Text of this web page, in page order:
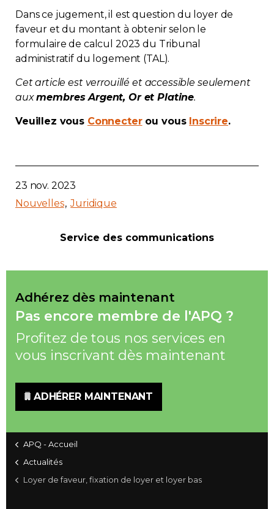
App APQ
FAQ
Dans ce jugement, il est question du loyer de
faveur et du montant à obtenir selon le
formulaire de calcul 2023 du Tribunal
administratif du logement (TAL).
Cet article est verrouillé et accessible seulement
auxmembres Argent, Or et Platine.
Veuillez vous Connecterou vous Inscrire.
23 nov. 2023
Nouvelles Juridique
Service des communications
Adhérez dès maintenant
Pas encore membre de l'APQ ?
Profitez de tous nos services en
vous inscrivant dès maintenant
ADHÉRER MAINTENANT
APQ - Accueil
Actualités
Loyer de faveur, fixation de loyer et loyer bas